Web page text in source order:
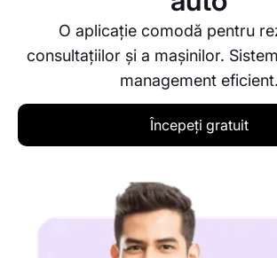
O aplicație comodă pentru
consultațiilor și a mașinilor.
management eficient.
Începeți gratuit